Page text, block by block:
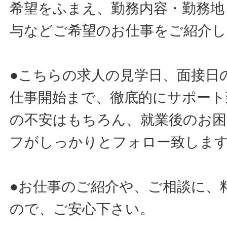
希望をふまえ、勤務内容・勤務
与などご希望のお仕事をご紹介
●こちらの求人の見学日、面接日
仕事開始まで、徹底的にサポー
の不安はもちろん、就業後のお
フがしっかりとフォロー致しま
●お仕事のご紹介や、ご相談に
ので、ご安心下さい。